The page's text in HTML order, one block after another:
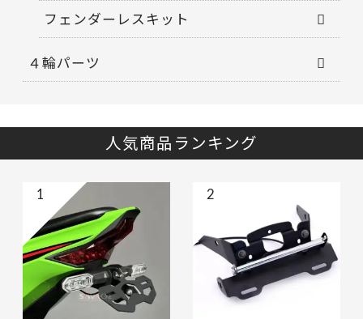
フェンダーレスキット
４輪パーツ
人気商品ランキング
1 2